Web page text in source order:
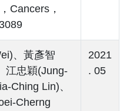
Cancers，
、黃彥智
江忠穎(Jung-
Ching Lin)、
Cherng
2021
. 05